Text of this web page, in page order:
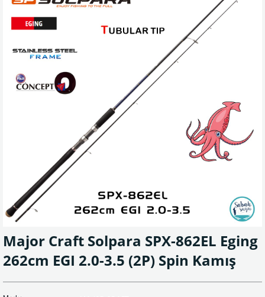
Major Craft Solpara SPX-862EL Eging
262cm EGI 2.0-3.5 (2P) Spin Kamış